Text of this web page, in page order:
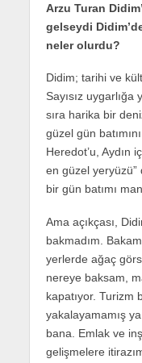
Arzu Turan
gelseydi
neler olurdu?
Didim; tarihi ve
Sayısız
sıra harika bir
güzel gün
Heredot’u, Aydın
en güzel yeryüzü”
bir gün batımı
Ama açıkçası,
bakmadım.
yerlerde ağaç
nereye baksam,
kapatıyor. Turizm
yakalayamamış
bana. Emlak ve
gelişmelere